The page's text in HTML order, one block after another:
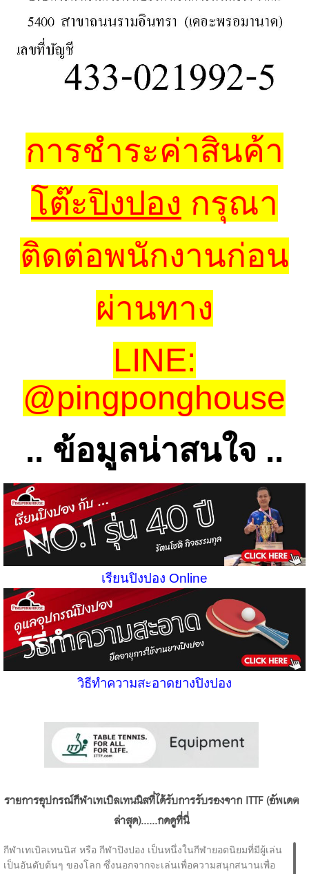
การชำระค่าสินค้า
โต๊ะปิงปอง กรุณา
ติดต่อพนักงานก่อน
ผ่านทาง
LINE:
@pingponghouse
.. ข้อมูลน่าสนใจ ..
เรียนปิงปอง Online
วิธีทำความสะอาดยางปิงปอง
รายการอุปกรณ์กีฬาเทเบิลเทนนิสที่ได้รับการรับรองจาก ITTF (อัพเดต
ล่าสุด)......กดดูที่นี่
กีฬาเทเบิลเทนนิส หรือ กีฬาปิงปอง เป็นหนึ่งในกีฬายอดนิยมที่มีผู้เล่น
เป็นอันดับต้นๆ ของโลก ซึ่งนอกจากจะเล่นเพื่อความสนุกสนานเพื่อ